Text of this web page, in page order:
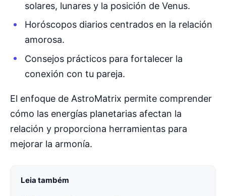
solares, lunares y la posición de Venus.
Horóscopos diarios centrados en la relación
amorosa.
Consejos prácticos para fortalecer la
conexión con tu pareja.
El enfoque de AstroMatrix permite comprender
cómo las energías planetarias afectan la
relación y proporciona herramientas para
mejorar la armonía.
Leia também